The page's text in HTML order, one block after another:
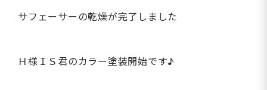
サフェーサーの乾燥が完了しました
Ｈ様ＩＳ君のカラー塗装開始です♪